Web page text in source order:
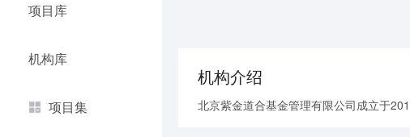
项目库
机构库
项目集
机构介绍
北京紫金道合基金管理有限公司成立于